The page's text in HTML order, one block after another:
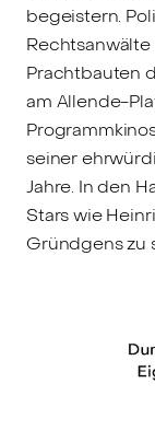
begeistern.
Prachtbauten
am Allende-
seiner
Jahre. In den
Stars wie
Gründgens zu